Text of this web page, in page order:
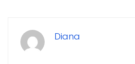
Diana